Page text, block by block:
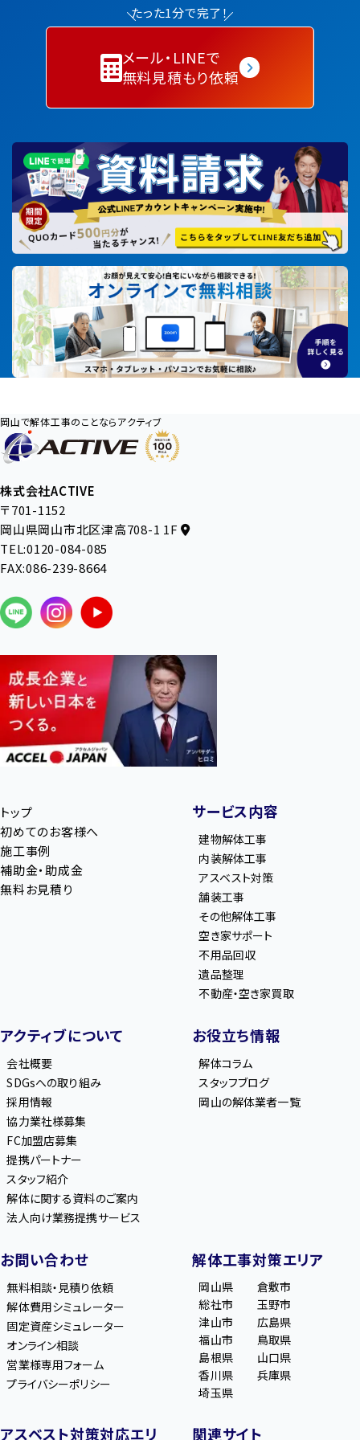
たった1分で完了！
メール・LINEで
無料見積もり依頼
岡山で解体工事のことならアクティブ
株式会社ACTIVE
〒701-1152
岡山県岡山市北区津高708-1 1F
TEL:0120-084-085
FAX:086-239-8664
トップ
初めてのお客様へ
施工事例
補助金・助成金
無料お見積り
サービス内容
建物解体工事
内装解体工事
アスベスト対策
舗装工事
その他解体工事
空き家サポート
不用品回収
遺品整理
不動産・空き家買取
アクティブについて
会社概要
SDGsへの取り組み
採用情報
協力業社様募集
FC加盟店募集
提携パートナー
スタッフ紹介
解体に関する資料のご案内
法人向け業務提携サービス
お役立ち情報
解体コラム
スタッフブログ
岡山の解体業者一覧
お問い合わせ
無料相談・見積り依頼
解体費用シミュレーター
固定資産シミュレーター
オンライン相談
営業様専用フォーム
プライバシーポリシー
解体工事対策エリア
岡山県
倉敷市
総社市
玉野市
津山市
広島県
福山市
鳥取県
島根県
山口県
香川県
兵庫県
埼玉県
アスベスト対策対応エリ 関連サイト